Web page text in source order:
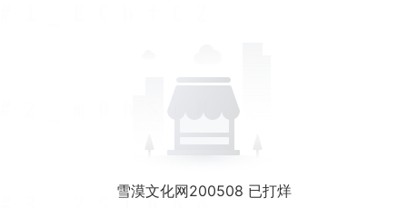
雪漠文化网200508 已打烊